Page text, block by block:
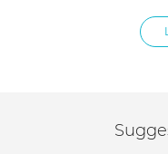
Facile à nettoyer,
Plastique durable
Hauteur adaptée aux
Compatible avec